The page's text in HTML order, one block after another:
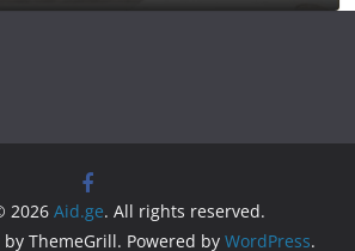
2026 Aid.ge. All rights reserved.
by ThemeGrill. Powered by WordPress.